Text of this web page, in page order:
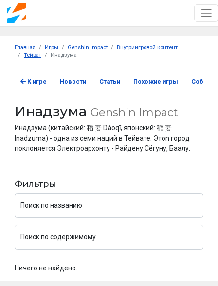
Главная Игры Genshin Impact
Внутриигровой контент
Тейват
Инадзума
К игре Новости Статьи Похожие игры
Инадзума Genshin Impact
Инадзума (китайский: 稻 妻 Dàoqī, японский: 稲 妻
Inadzuma) - одна из семи наций в Тейвате. Этоn город
поклоняется Электроархонту - Райдену Сёгуну, Баалу.
Фильтры
Поиск по названию
Поиск по содержимому
Ничего не найдено.